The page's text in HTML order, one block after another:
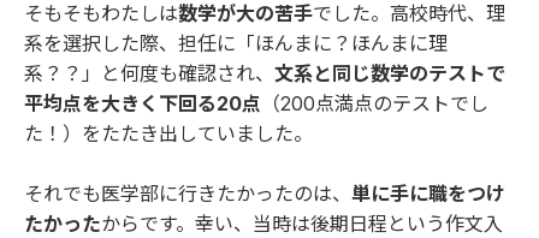
そもそもわたしは数学が大の苦手でした。高校時代、理
系を選択した際、担任に「ほんまに？ほんまに理
系？？」と何度も確認され、 文系と同じ数学のテストで
平均点を大きく下回る20点 （200点満点のテストでし
た！）をたたき出していました。
それでも医学部に行きたかったのは、 単に手に職をつけ
たかったからです。幸い、当時は後期日程という作文入